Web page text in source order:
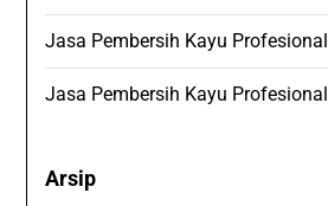
Jasa Pembersih Kayu Profesional
Jasa Pembersih Kayu Profesional
Arsip